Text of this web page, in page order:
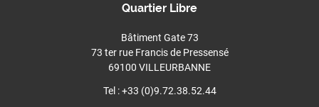
Quartier Libre
Bâtiment Gate 73
73 ter rue Francis de Pressensé
69100 VILLEURBANNE
Tel : +33 (0)9.72.38.52.44